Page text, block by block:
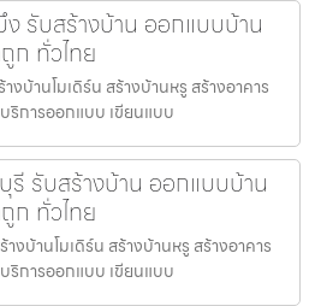
ง รับสร้างบ้าน ออกแบบบ้าน
ก ทั่วไทย
งบ้านโมเดิร์น สร้างบ้านหรู สร้างอาคาร
ริการออกแบบ เขียนแบบ
รี รับสร้างบ้าน ออกแบบบ้าน
ก ทั่วไทย
งบ้านโมเดิร์น สร้างบ้านหรู สร้างอาคาร
ริการออกแบบ เขียนแบบ